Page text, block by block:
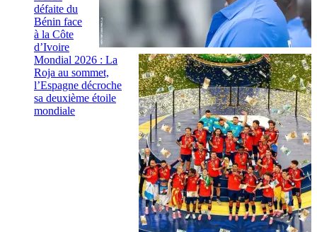
défaite du
Bénin face
à la Côte
d’Ivoire
Mondial 2026 : La
Roja au sommet,
l’Espagne décroche
sa deuxième étoile
mondiale